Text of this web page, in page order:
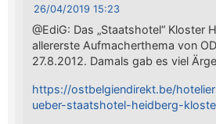
26/04/2019 15:23
@EdiG: Das „Staatshotel“ Kloster
allererste Aufmacherthema von
27.8.2012. Damals gab es viel
https://ostbelgiendirekt.be/
ueber-staatshotel-heidberg-